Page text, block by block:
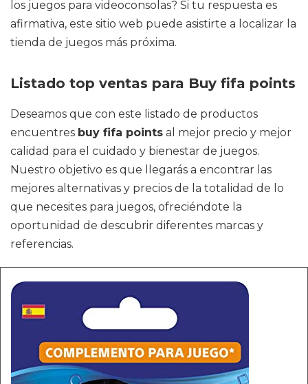
los juegos para videoconsolas? Si tu respuesta es
afirmativa, este sitio web puede asistirte a localizar la
tienda de juegos más próxima.
Listado top ventas para Buy fifa points
Deseamos que con este listado de productos
encuentres buy fifa points al mejor precio y mejor
calidad para el cuidado y bienestar de juegos.
Nuestro objetivo es que llegarás a encontrar las
mejores alternativas y precios de la totalidad de lo
que necesites para juegos, ofreciéndote la
oportunidad de descubrir diferentes marcas y
referencias.